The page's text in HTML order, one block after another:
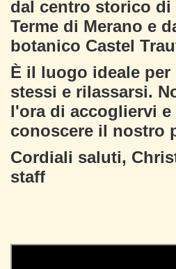
dal centro storico di
Terme di Merano e
botanico Castel
È il luogo ideale per
stessi e rilassarsi.
l'ora di accogliervi e
conoscere il nostro
Cordiali saluti,
staff